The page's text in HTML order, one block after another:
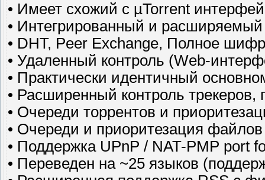
• Имеет схожий с µTorrent
• Интегрированный и
• DHT, Peer Exchange, Полное
• Удаленный контроль (Web-
• Практически идентичный
• Расширенный контроль трекеров,
• Очереди торрентов и
• Очереди и приоритезация файлов
• Поддержка UPnP / NAT-PMP port
• Переведен на ~25 языков